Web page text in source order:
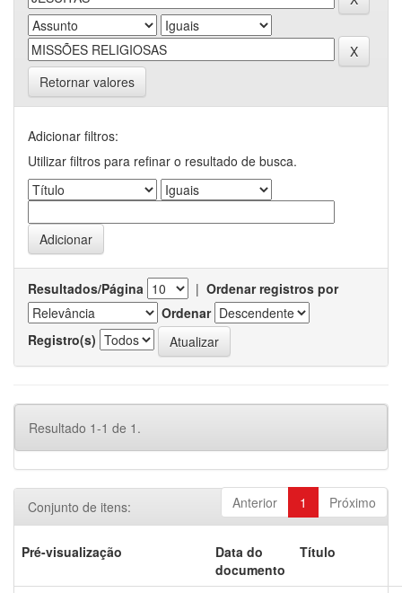
Retornar valores
Adicionar filtros:
Utilizar filtros para refinar o resultado de busca.
Resultados/Página | Ordenar registros por
Ordenar
Registro(s)
Resultado 1-1 de 1.
Anterior 1 Próximo
Conjunto de itens:
Pré-visualização
Data do
documento
Título